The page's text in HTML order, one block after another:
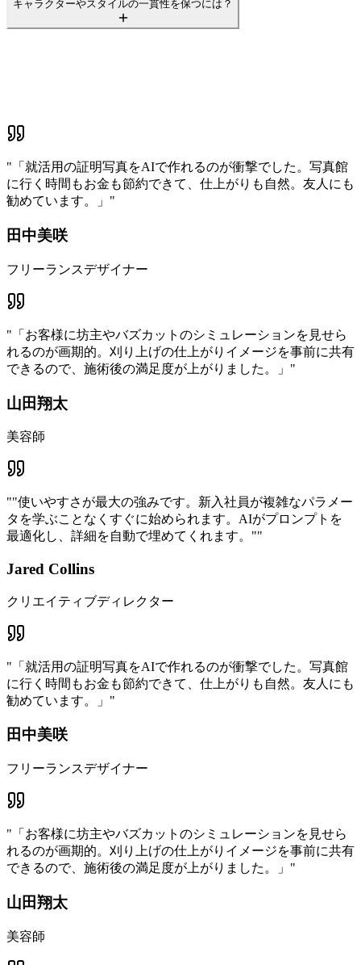
キャラクターやスタイルの一貫性を保つには？
" 「就活用の証明写真をAIで作れるのが衝撃でした。写真館
に行く時間もお金も節約できて、仕上がりも自然。友人にも
勧めています。」 "
田中美咲
フリーランスデザイナー
" 「お客様に坊主やバズカットのシミュレーションを見せら
れるのが画期的。刈り上げの仕上がりイメージを事前に共有
できるので、施術後の満足度が上がりました。」 "
山田翔太
美容師
""使いやすさが最大の強みです。新入社員が複雑なパラメー
タを学ぶことなくすぐに始められます。AIがプロンプトを
最適化し、詳細を自動で埋めてくれます。""
Jared Collins
クリエイティブディレクター
" 「就活用の証明写真をAIで作れるのが衝撃でした。写真館
に行く時間もお金も節約できて、仕上がりも自然。友人にも
勧めています。」 "
田中美咲
フリーランスデザイナー
" 「お客様に坊主やバズカットのシミュレーションを見せら
れるのが画期的。刈り上げの仕上がりイメージを事前に共有
できるので、施術後の満足度が上がりました。」 "
山田翔太
美容師